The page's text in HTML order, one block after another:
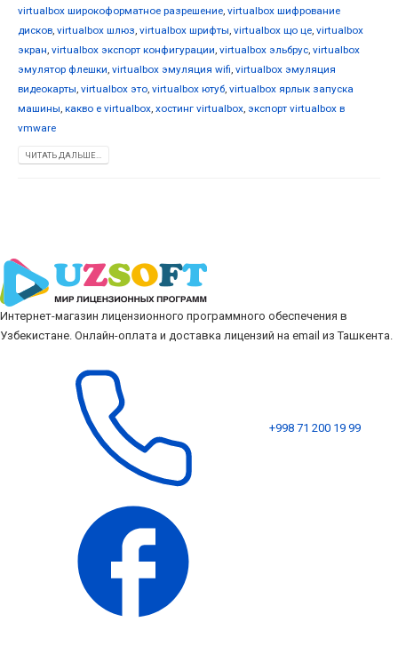
virtualbox широкоформатное разрешение, virtualbox шифрование
дисков, virtualbox шлюз, virtualbox шрифты, virtualbox що це, virtualbox
экран, virtualbox экспорт конфигурации, virtualbox эльбрус, virtualbox
эмулятор флешки, virtualbox эмуляция wifi, virtualbox эмуляция
видеокарты, virtualbox это, virtualbox ютуб, virtualbox ярлык запуска
машины, какво е virtualbox, хостинг virtualbox, экспорт virtualbox в
vmware
ЧИТАТЬ ДАЛЬШЕ...
Интернет-магазин лицензионного программного обеспечения в
Узбекистане. Онлайн-оплата и доставка лицензий на email из Ташкента.
+998 71 200 19 99